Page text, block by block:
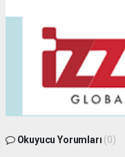
Okuyucu Yorumları (0)